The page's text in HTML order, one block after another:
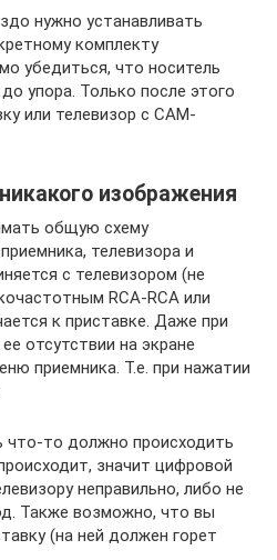
нужно устанавливать
комплекту
убедиться, что носитель
упора. Только после этого
или телевизор с САМ-
изображения
общую схему
телевизора и
с телевизором (не
RCA-RCA или
к приставке. Даже при
отсутствии на экране
приемника. Т.е. при нажатии
что-то должно происходить
значит цифровой
неправильно, либо не
Также возможно, что вы
(на ней должен горет